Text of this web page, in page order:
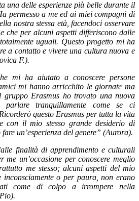
una delle esperienze più belle durante il
permesso a me ed ai miei compagni di
nostra stessa età, facendoci osservare
che per alcuni aspetti differiscono dalle
uguali. Questo progetto mi ha
a contatto e vivere una cultura nuova e
F.).
mi ha aiutato a conoscere persone
mi hanno arricchito le giornate ma
gruppo Erasmus ho trovato una nuova
tranquillamente come se ci
questo Erasmus per tutta la vita
con il mio stesso grande desiderio di
un’esperienza del genere” (Aurora).
finalità di apprendimento e culturali
me un’occasione per conoscere meglio
me stesso; alcuni aspetti del mio
inconsciamente o per paura, non erano
come di colpo a irrompere nella